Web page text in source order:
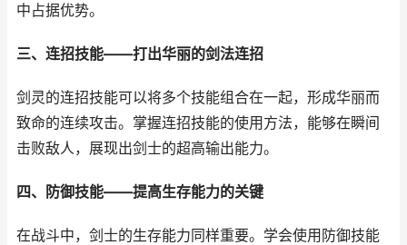
中占据优势。
三、连招技能——打出华丽的剑法连招
剑灵的连招技能可以将多个技能组合在一起，形成华丽而
致命的连续攻击。掌握连招技能的使用方法，能够在瞬间
击败敌人，展现出剑士的超高输出能力。
四、防御技能——提高生存能力的关键
在战斗中，剑士的生存能力同样重要。学会使用防御技能